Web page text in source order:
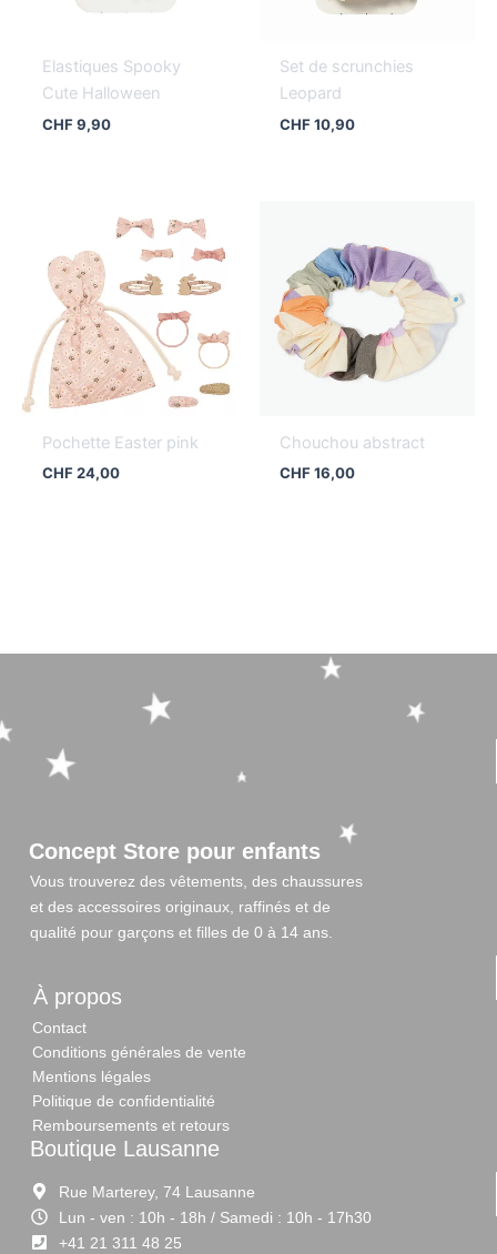
Elastiques Spooky
Cute Halloween
CHF9,90
Set de scrunchies
Leopard
CHF10,90
Pochette Easter pink
CHF24,00
Chouchou abstract
CHF16,00
Concept Store pour enfants
Vous trouverez des vêtements, des chaussures
et des accessoires originaux, raffinés et de
qualité pour garçons et filles de 0 à 14 ans.
À propos
Contact
Conditions générales de vente
Mentions légales
Politique de confidentialité
Remboursements et retours
Boutique Lausanne
Rue Marterey, 74 Lausanne
Lun - ven : 10h - 18h / Samedi : 10h - 17h30
+41 21 311 48 25